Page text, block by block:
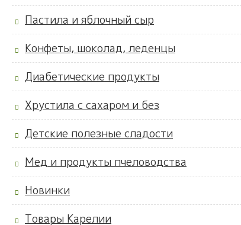
Пастила и яблочный сыр
Конфеты, шоколад, леденцы
Диабетические продукты
Хрустила с сахаром и без
Детские полезные сладости
Мед и продукты пчеловодства
Новинки
Товары Карелии